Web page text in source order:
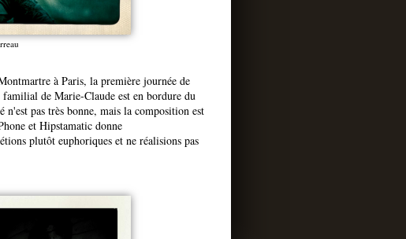
à Paris, la première journée de
de Marie-Claude est en bordure du
pas très bonne, mais la composition est
et Hipstamatic donne
plutôt euphoriques et ne réalisions pas